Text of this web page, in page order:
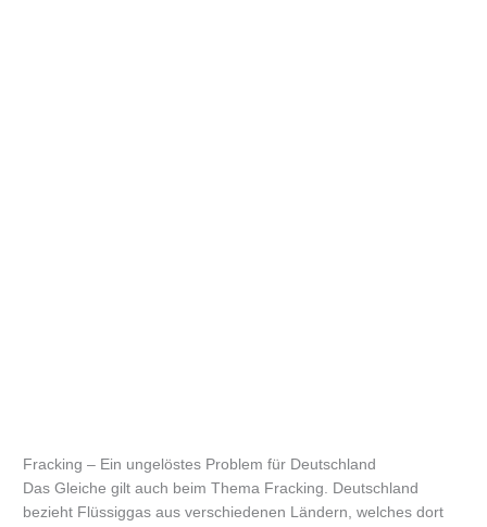
Fracking – Ein ungelöstes Problem für Deutschland
Das Gleiche gilt auch beim Thema Fracking. Deutschland
bezieht Flüssiggas aus verschiedenen Ländern, welches dort